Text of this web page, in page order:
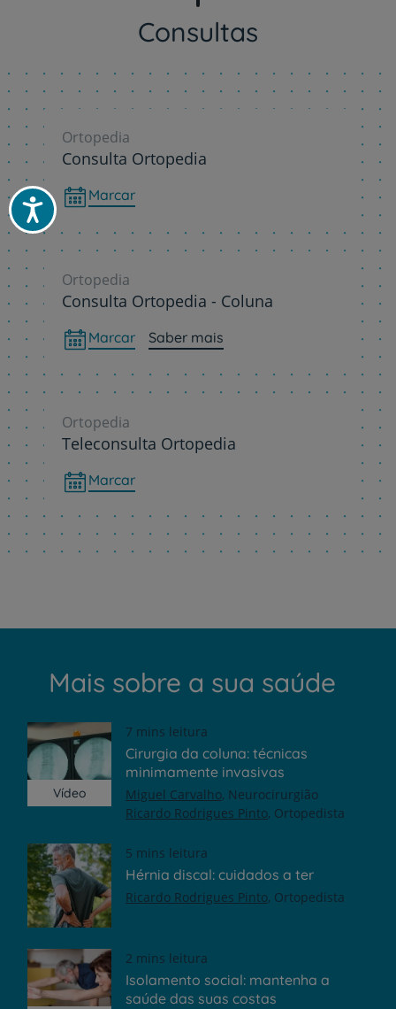
Acessibilidade
Consultas
Ortopedia
Consulta Ortopedia
Marcar
Ortopedia
Consulta Ortopedia - Coluna
Marcar Saber mais
Ortopedia
Teleconsulta Ortopedia
Marcar
Mais sobre a sua saúde
Vídeo
7 mins leitura
Cirurgia da coluna: técnicas
minimamente invasivas
Miguel Carvalho Neurocirurgião
Ricardo Rodrigues Pinto Ortopedista
5 mins leitura
Hérnia discal: cuidados a ter
Ricardo Rodrigues Pinto Ortopedista
2 mins leitura
Isolamento social: mantenha a
saúde das suas costas